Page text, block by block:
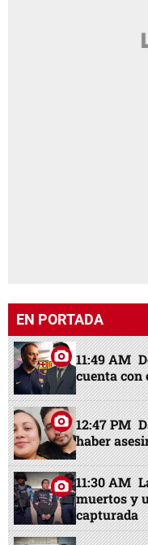
EN PORTADA
11:49 AM
cuenta con
12:47 PM
haber
11:30 AM
muertos y
capturada